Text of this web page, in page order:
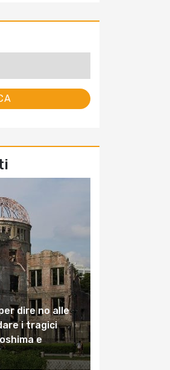
dire no alle
i tragici
e